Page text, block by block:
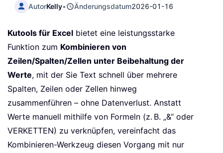
AutorKelly• Änderungsdatum2026-01-16
Kutools für Excel bietet eine leistungsstarke
Funktion zum Kombinieren von
Zeilen/Spalten/Zellen unter Beibehaltung der
Werte, mit der Sie Text schnell über mehrere
Spalten, Zeilen oder Zellen hinweg
zusammenführen – ohne Datenverlust. Anstatt
Werte manuell mithilfe von Formeln (z. B. „&“ oder
VERKETTEN) zu verknüpfen, vereinfacht das
Kombinieren-Werkzeug diesen Vorgang mit nur